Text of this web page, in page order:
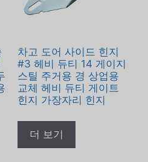
차고 도어 사이드 힌지
#3 헤비 듀티 14 게이지
스틸 주거용 경 상업용
교체 헤비 듀티 게이트
힌지 가장자리 힌지
더 보기